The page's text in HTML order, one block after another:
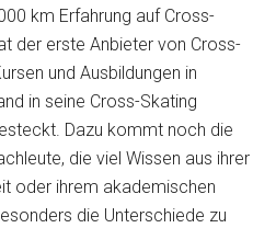
km Erfahrung auf Cross-
der erste Anbieter von Cross-
und Ausbildungen in
in seine Cross-Skating
Dazu kommt noch die
die viel Wissen aus ihrer
oder ihrem akademischen
die Unterschiede zu